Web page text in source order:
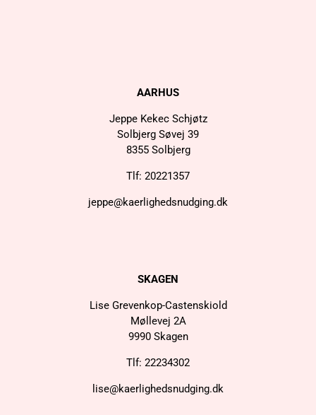
AARHUS
Jeppe Kekec Schjøtz
Solbjerg Søvej 39
8355 Solbjerg
Tlf: 20221357
jeppe@kaerlighedsnudging.dk
SKAGEN
Lise Grevenkop-Castenskiold
Møllevej 2A
9990 Skagen
Tlf: 22234302
lise@kaerlighedsnudging.dk